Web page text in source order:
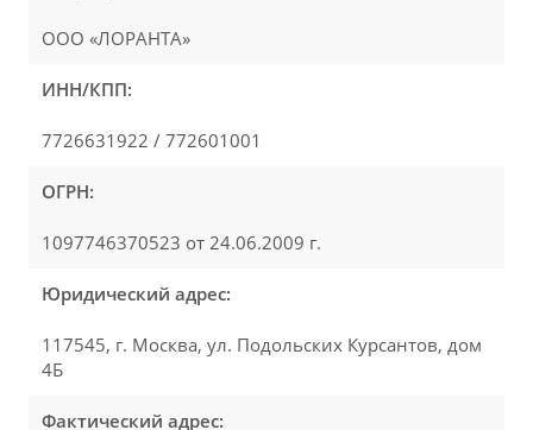
ООО «ЛОРАНТА»
ИНН/КПП:
7726631922 / 772601001
ОГРН:
1097746370523 от 24.06.2009 г.
Юридический адрес:
117545, г. Москва, ул. Подольских Курсантов, дом
4Б
Фактический адрес: